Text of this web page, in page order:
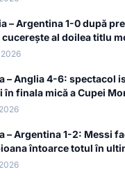
– Argentina 1-0 după
cucerește al doilea titlu
Mondială 2026
– Anglia 4-6: spectacol
în finala mică a Cupei
merge la englezi
– Argentina 1-2: Messi
întoarce totul în
în finala Cupei Mondiale